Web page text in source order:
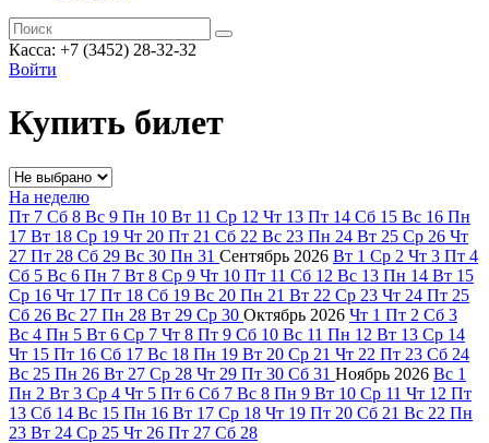
Касса: +7 (3452) 28-32-32
Войти
Купить билет
На неделю
Пт 7 Сб 8 Вс 9 Пн 10 Вт 11 Ср 12 Чт 13 Пт 14 Сб 15 Вс 16 Пн
17 Вт 18 Ср 19 Чт 20 Пт 21 Сб 22 Вс 23 Пн 24 Вт 25 Ср 26 Чт
27 Пт 28 Сб 29 Вс 30 Пн 31 Сентябрь 2026 Вт 1 Ср 2 Чт 3 Пт 4
Сб 5 Вс 6 Пн 7 Вт 8 Ср 9 Чт 10 Пт 11 Сб 12 Вс 13 Пн 14 Вт 15
Ср 16 Чт 17 Пт 18 Сб 19 Вс 20 Пн 21 Вт 22 Ср 23 Чт 24 Пт 25
Сб 26 Вс 27 Пн 28 Вт 29 Ср 30 Октябрь 2026 Чт 1 Пт 2 Сб 3
Вс 4 Пн 5 Вт 6 Ср 7 Чт 8 Пт 9 Сб 10 Вс 11 Пн 12 Вт 13 Ср 14
Чт 15 Пт 16 Сб 17 Вс 18 Пн 19 Вт 20 Ср 21 Чт 22 Пт 23 Сб 24
Вс 25 Пн 26 Вт 27 Ср 28 Чт 29 Пт 30 Сб 31 Ноябрь 2026 Вс 1
Пн 2 Вт 3 Ср 4 Чт 5 Пт 6 Сб 7 Вс 8 Пн 9 Вт 10 Ср 11 Чт 12 Пт
13 Сб 14 Вс 15 Пн 16 Вт 17 Ср 18 Чт 19 Пт 20 Сб 21 Вс 22 Пн
23 Вт 24 Ср 25 Чт 26 Пт 27 Сб 28